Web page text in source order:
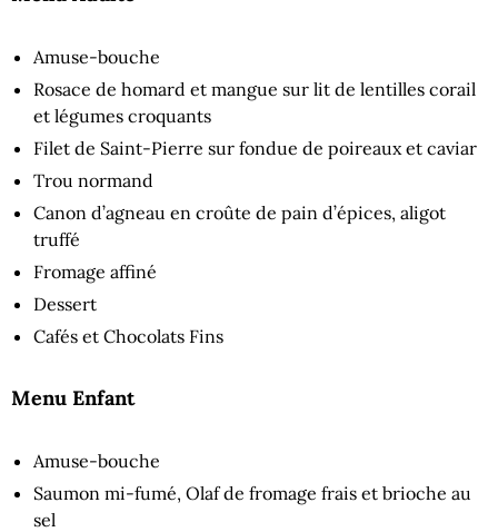
Amuse-bouche
Rosace de homard et mangue sur lit de lentilles corail
et légumes croquants
Filet de Saint-Pierre sur fondue de poireaux et caviar
Trou normand
Canon d’agneau en croûte de pain d’épices, aligot
truffé
Fromage affiné
Dessert
Cafés et Chocolats Fins
Menu Enfant
Amuse-bouche
Saumon mi-fumé, Olaf de fromage frais et brioche au
sel